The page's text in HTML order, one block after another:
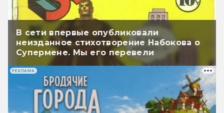
В сети впервые опубликовали
неизданное стихотворение Набокова о
Супермене. Мы его перевели
РЕКЛАМА